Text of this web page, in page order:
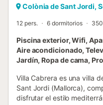
Colònia de Sant Jordi,
12 pers. 6 dormitorios
Piscina exterior, Wifi,
Aire acondicionado,
Jardín, Ropa de cama,
Villa Cabrera es una villa
Sant Jordi (Mallorca),
disfrutar el estilo